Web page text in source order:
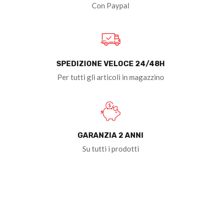
Con Paypal
SPEDIZIONE VELOCE 24/48H
Per tutti gli articoli in magazzino
GARANZIA 2 ANNI
Su tutti i prodotti